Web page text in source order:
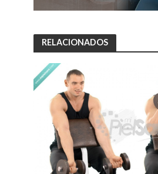
RELACIONADOS